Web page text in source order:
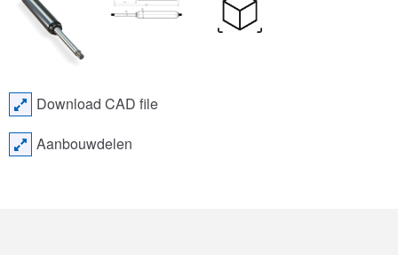
Download CAD file
Aanbouwdelen